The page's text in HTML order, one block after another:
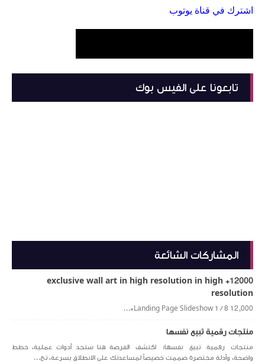
اشترك في قناة يوتوب
تابعونا على الفيس بوك
المشاركات الشائعة
12000+ exclusive wall art in high resolution in high
resolution
Landing Page Slideshow 1 / 8 12,000+...
منتجات رقمية تبيع نفسها
منتجات رقمية تبيع نفسها: اكتشف الفرصة هنا ستجد أدوات عملية، خطط
واضحة، وأدلة مختصرة صممت خصيصاً لمساعدتك على الانطلاق بسرعة، تج...